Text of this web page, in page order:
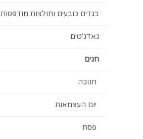
בגדים כובעים וחולצות מודפסות
גאדג'טים
חגים
חנוכה
יום העצמאות
פסח